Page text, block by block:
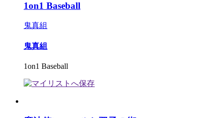
1on1 Baseball
鬼真組
鬼真組
1on1 Baseball